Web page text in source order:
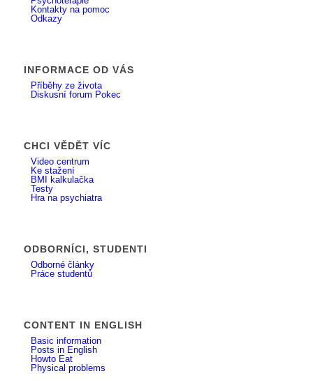
Kontakty na pomoc
Odkazy
INFORMACE OD VÁS
Příběhy ze života
Diskusní forum Pokec
CHCI VĚDĚT VÍC
Video centrum
Ke stažení
BMI kalkulačka
Testy
Hra na psychiatra
ODBORNÍCI, STUDENTI
Odborné články
Práce studentů
CONTENT IN ENGLISH
Basic information
Posts in English
Howto Eat
Physical problems